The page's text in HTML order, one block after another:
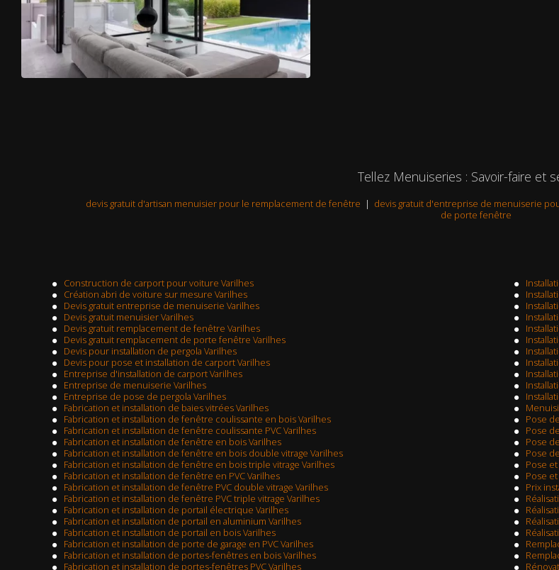
Tellez Menuiseries : Savoir-faire et
devis gratuit d'artisan menuisier pour le remplacement de fenêtre | devis gratuit d'entreprise de menuiserie
de porte fenêtre
Construction de carport pour voiture Varilhes
Création abri de voiture sur mesure Varilhes
Devis gratuit entreprise de menuiserie Varilhes
Devis gratuit menuisier Varilhes
Devis gratuit remplacement de fenêtre Varilhes
Devis gratuit remplacement de porte fenêtre Varilhes
Devis pour installation de pergola Varilhes
Devis pour pose et installation de carport Varilhes
Entreprise d'installation de carport Varilhes
Entreprise de menuiserie Varilhes
Entreprise de pose de pergola Varilhes
Fabrication et installation de baies vitrées Varilhes
Fabrication et installation de fenêtre coulissante en bois Varilhes
Fabrication et installation de fenêtre coulissante PVC Varilhes
Fabrication et installation de fenêtre en bois Varilhes
Fabrication et installation de fenêtre en bois double vitrage Varilhes
Fabrication et installation de fenêtre en bois triple vitrage Varilhes
Fabrication et installation de fenêtre en PVC Varilhes
Fabrication et installation de fenêtre PVC double vitrage Varilhes
Fabrication et installation de fenêtre PVC triple vitrage Varilhes
Fabrication et installation de portail électrique Varilhes
Fabrication et installation de portail en aluminium Varilhes
Fabrication et installation de portail en bois Varilhes
Fabrication et installation de porte de garage en PVC Varilhes
Fabrication et installation de portes-fenêtres en bois Varilhes
Fabrication et installation de portes-fenêtres PVC Varilhes
Pose
Pose
Pose
Pose
Pose
Pose
Prix